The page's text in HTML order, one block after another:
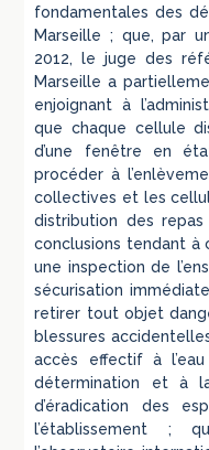
fondamentales des
Marseille ; que, par
2012, le juge des
Marseille a
enjoignant à
que chaque cellule
d’une fenêtre en
procéder à
collectives et les
distribution des
conclusions tendant à
une inspection de
sécurisation
retirer tout objet
blessures
accès effectif à
détermination et à
d’éradication des
l’établissement ;